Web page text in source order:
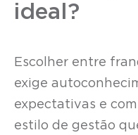
ideal?
Escolher entre
exige
expectativas e
estilo de gestão